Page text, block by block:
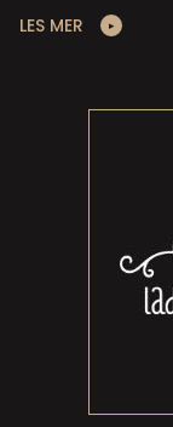
LES MER